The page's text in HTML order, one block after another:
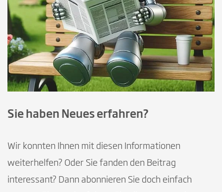
Sie haben Neues erfahren?
Wir konnten Ihnen mit diesen Informationen
weiterhelfen? Oder Sie fanden den Beitrag
interessant? Dann abonnieren Sie doch einfach